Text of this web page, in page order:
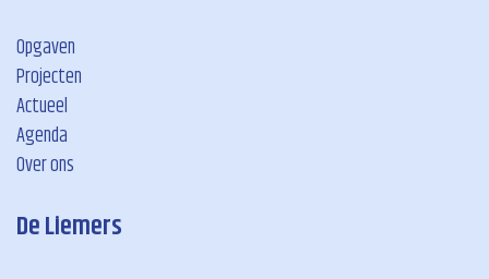
Opgaven
Projecten
Actueel
Agenda
Over ons
De Liemers